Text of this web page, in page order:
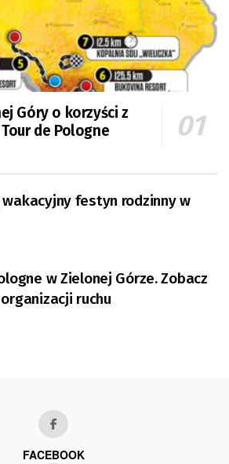
Góry o korzyści z
de Pologne
festyn rodzinny w
w Zielonej Górze. Zobacz
ruchu
FACEBOOK